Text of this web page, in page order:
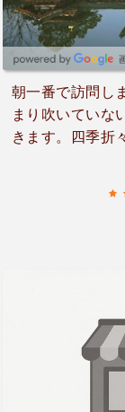
朝一番で訪問し
まり吹いていな
きます。四季折
れることができ